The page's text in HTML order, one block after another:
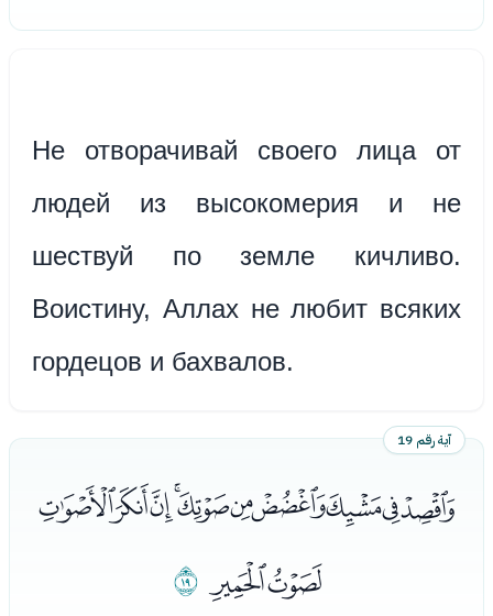
Не отворачивай своего лица от
людей из высокомерия и не
шествуй по земле кичливо.
Воистину, Аллах не любит всяких
гордецов и бахвалов.
آية رقم 19
ﰉﰊﰋﰌﰍﰎﰏﰐﰑﰒ
ﰓﰔﰕ